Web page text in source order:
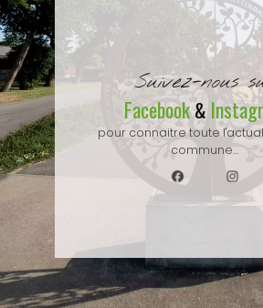
Suivez-nous
Facebook&
pour connaitre toute
commune...